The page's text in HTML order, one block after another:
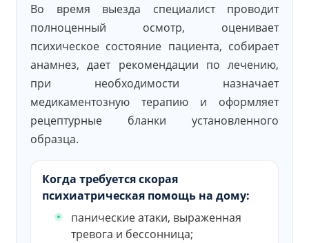
Во время выезда специалист проводит
полноценный осмотр, оценивает
психическое состояние пациента, собирает
анамнез, дает рекомендации по лечению,
при необходимости назначает
медикаментозную терапию и оформляет
рецептурные бланки установленного
образца.
Когда требуется скорая
психиатрическая помощь на дому:
панические атаки, выраженная
тревога и бессонница;